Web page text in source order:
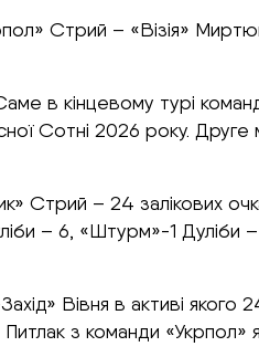
Стрий – «Візія»
в кінцевому турі
Сотні 2026 року. Друге
Стрий – 24 залікових
– 6, «Штурм»-1 Дуліби
Вівня в активі якого 24
з команди «Укрпол»